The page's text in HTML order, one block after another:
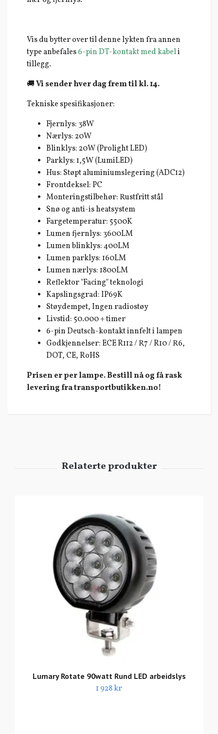
Vis du bytter over til denne lykten fra annen
type anbefales6-pin DT-kontakt med kabeli
tillegg.
🚚Vi sender hver dag frem til kl. 14.
Tekniske spesifikasjoner:
Fjernlys: 38W
Nærlys: 20W
Blinklys: 20W (Prolight LED)
Parklys: 1,5W (LumiLED)
Hus: Støpt aluminiumslegering (ADC12)
Frontdeksel: PC
Monteringstilbehør: Rustfritt stål
Snø og anti-is heatsystem
Fargetemperatur: 5500K
Lumen fjernlys: 3600LM
Lumen blinklys: 400LM
Lumen parklys: 160LM
Lumen nærlys: 1800LM
Reflektor "Facing" teknologi
Kapslingsgrad: IP69K
Støydempet, Ingen radiostøy
Livstid: 50.000 + timer
6-pin Deutsch-kontakt innfelt i lampen
Godkjennelser: ECE R112 / R7 / R10 / R6,
DOT, CE, RoHS
Prisen er per lampe. Bestill nå og få rask
levering fra transportbutikken.no!
Lumary Rotate 90watt Rund LED arbeidslys
1 928 kr